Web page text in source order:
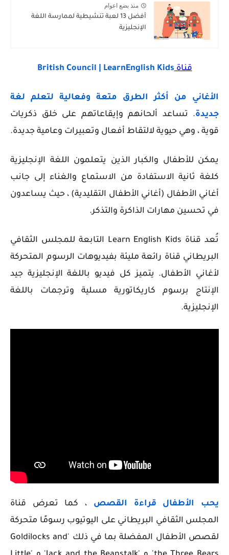
منذ بضع اعوام
أفضل 13 لعبة تنشيطية لممارسة اللغة
الإنجليزية
قناة British Council | LearnEnglish Kids
الأغاني من أكثر الطرق متعة وفعالية لتعلم لغة
جديدة. تساعد ألحانهم وإيقاعاتهم على خلق ذكريات
قوية ، وهي حيوية لالتقاط أفعال وتعبيرات وعامية جديدة.
يمكن للأطفال والكبار الذين يتعلمون اللغة الإنجليزية
كلغة ثانية الاستفادة من الاستماع والغناء إلى جانب
أغاني الأطفال (أغاني الأطفال التقليدية) ، حيث يساعدون
في تحسين مهارات الذاكرة والتذكر.
تُعد قناة Learn English Kids التابعة للمجلس الثقافي
البريطاني قناة رائعة مليئة بفيديوهات الرسوم المتحركة
لأغاني الأطفال. يتميز كل فيديو باللغة الإنجليزية جيد
الإنتاج برسوم كاريكاتورية مسلية وترجمات باللغة
الإنجليزية.
يحب الأطفال قراءة القصص ، كما تعرض قناة
المجلس الثقافي البريطاني على اليوتيوب رسومًا متحركة
لقصص الأطفال المفضلة بما في ذلك 'Goldilocks and